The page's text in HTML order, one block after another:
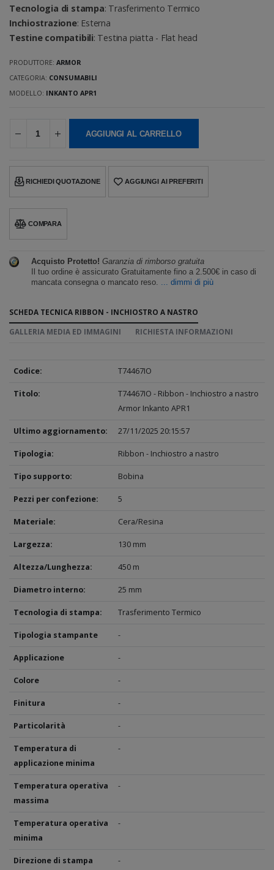
Tecnologia di stampa: Trasferimento Termico
Inchiostrazione: Esterna
Testine compatibili: Testina piatta - Flat head
PRODUTTORE:ARMOR
CATEGORIA: CONSUMABILI
MODELLO: INKANTO APR1
AGGIUNGI AL CARRELLO
RICHIEDI QUOTAZIONE AGGIUNGI AI PREFERITI
COMPARA
Acquisto Protetto! Garanzia di rimborso gratuita
Il tuo ordine è assicurato Gratuitamente fino a 2.500€ in caso di
mancata consegna o mancato reso. ... dimmi di più
SCHEDA TECNICA RIBBON - INCHIOSTRO A NASTRO
GALLERIA MEDIA ED IMMAGINI
RICHIESTA INFORMAZIONI
Codice: T74467IO
Titolo:
T74467IO - Ribbon - Inchiostro a nastro
Armor Inkanto APR1
Ultimo aggiornamento: 27/11/2025 20:15:57
Tipologia: Ribbon - Inchiostro a nastro
Tipo supporto: Bobina
Pezzi per confezione: 5
Materiale: Cera/Resina
Largezza: 130 mm
Altezza/Lunghezza: 450 m
Diametro interno: 25 mm
Tecnologia di stampa: Trasferimento Termico
Tipologia stampante -
Applicazione -
Colore -
Finitura -
Particolarità -
Temperatura di
applicazione minima
-
Temperatura operativa
massima
-
Temperatura operativa
minima
-
Direzione di stampa -